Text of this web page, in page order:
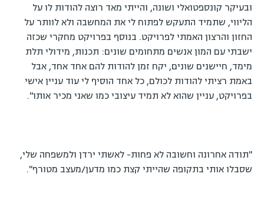
ובעיקר קונספטואלי ושונה, והייתי מאד רוצה להודות לו על
הליווי, שתמיד התעקש לפתוח לי את המחשבה ולא לוותר על
החזון והרצון האמתי לפרויקט. בנוסף בפרויקט מחקרי שכזה
ישבתי עם המון אנשים מתחומים שונים: תכנות, מידולי תלת
מימד, חיישנים שונים, יקח זמן להודות להם אחד אחד, אבל
באמת רציתי להודות לכולם, כל אחד הוסיף לי עוד עניין אישי
בפרויקט, עניין שהוא לא תמיד עיצובי כמו שאני מכיר אותו".
"תודה אחרונה וחשובה לא פחות- לאשתי ירדן ולמשפחה שלי,
שסבלו אותי בתקופה שהייתי קצת כמו מדען/מעצב מטורף".